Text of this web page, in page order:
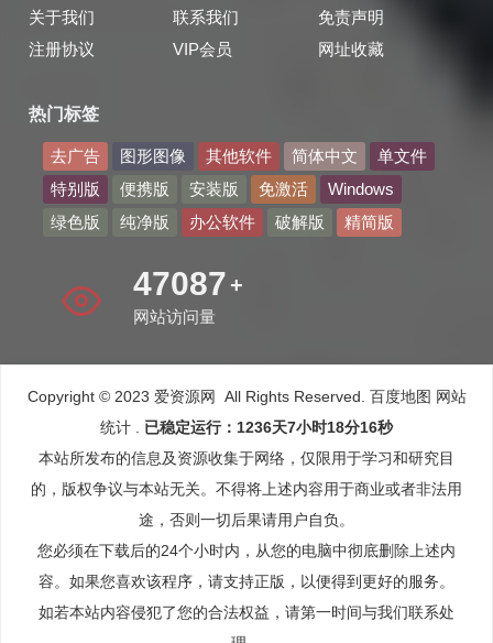
关于我们 联系我们
免责声明
注册协议
VIP会员 网址收藏
热门标签
去广告 图形图像 其他软件 简体中文
单文件
特别版
便携版 安装版 免激活
Windows
绿色版
纯净版 办公软件 破解版 精简版
58488 +
网站访问量
Copyright © 2023 爱资源网 All Rights Reserved. 百度地图 网站
统计
已稳定运行：1236天7小时18分17秒
本站所发布的信息及资源收集于网络，仅限用于学习和研究目
的，版权争议与本站无关。不得将上述内容用于商业或者非法用
途，否则一切后果请用户自负。
您必须在下载后的24个小时内，从您的电脑中彻底删除上述内
容。如果您喜欢该程序，请支持正版，以便得到更好的服务。
如若本站内容侵犯了您的合法权益，请第一时间与我们联系处